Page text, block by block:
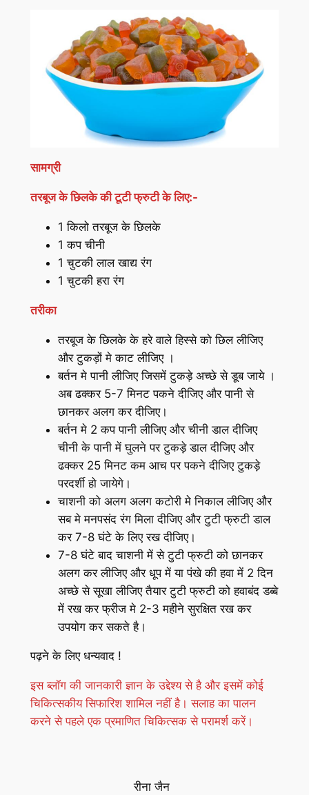
सामग्री
तरबूज के छिलकेकीटूटी फ्रुटी के लिए:-
1 किलो तरबूज के छिलके
1 कप चीनी
1 चुटकी लाल खाद्य रंग
1 चुटकी हरा रंग
तरीका
तरबूज के छिलके के हरे वाले हिस्से को छिल लीजिए
और टुकड़ों मे काट लीजिए ।
बर्तन मे पानी लीजिए जिसमें टुकड़े अच्छे से डूब जाये ।
अब ढक्कर 5-7 मिनट पकने दीजिए और पानी से
छानकर अलग कर दीजिए।
बर्तन मे 2 कप पानी लीजिए और चीनी डाल दीजिए
चीनी के पानी में घुलने पर टुकड़े डाल दीजिए और
ढक्कर 25 मिनट कम आच पर पकने दीजिए टुकड़े
परदर्शी हो जायेगे।
चाशनी को अलग अलग कटोरी मे निकाल लीजिए और
सब मे मनपसंद रंग मिला दीजिए और टुटी फ्रुटी डाल
कर 7-8 घंटे के लिए रख दीजिए।
7-8 घंटे बाद चाशनी में से टुटी फ्रुटी को छानकर
अलग कर लीजिए और धूप में या पंखे की हवा में 2 दिन
अच्छे से सूखा लीजिए तैयार टुटी फ्रुटी को हवाबंद डब्बे
में रख कर फ्रीज मे 2-3 महीने सुरक्षित रख कर
उपयोग कर सकते है।
पढ़ने के लिए धन्यवाद !
इस ब्लॉग की जानकारी ज्ञान के उद्देश्य से है और इसमें कोई
चिकित्सकीय सिफारिश शामिल नहीं है। सलाह का पालन
करने से पहले एक प्रमाणित चिकित्सक से परामर्श करें।
रीना जैन